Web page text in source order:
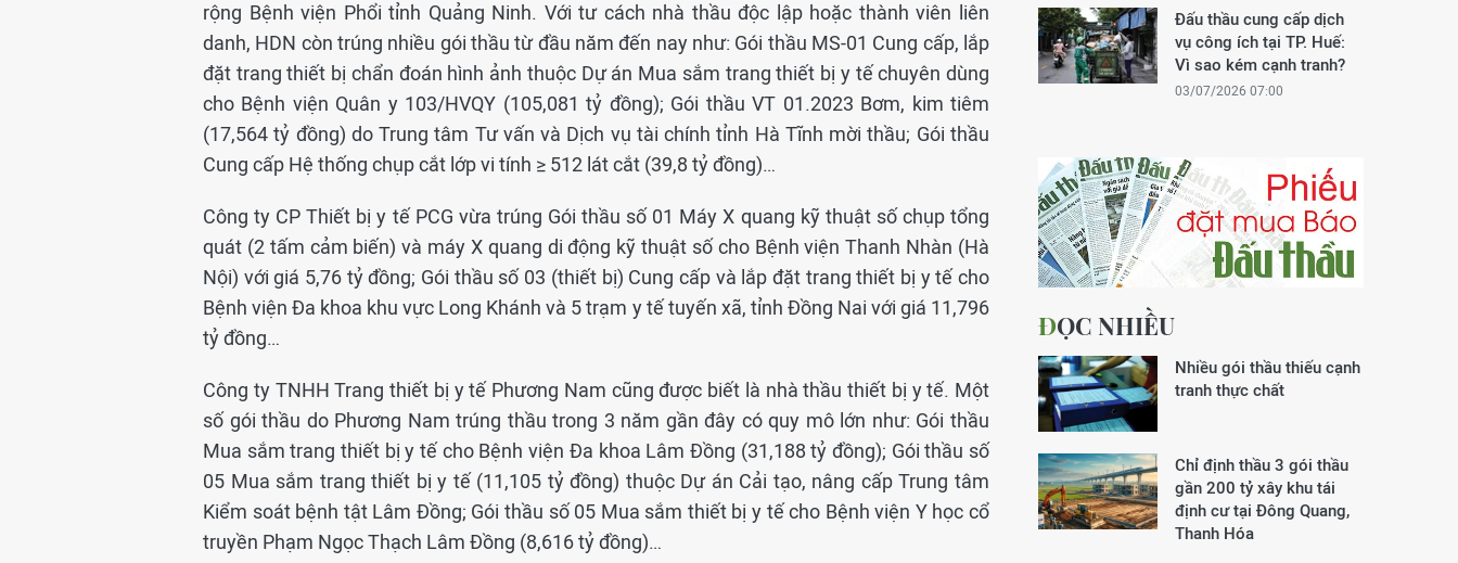
rộng Bệnh viện Phổi tỉnh Quảng Ninh. Với tư cách nhà thầu độc lập hoặc thành viên liên
danh, HDN còn trúng nhiều gói thầu từ đầu năm đến nay như: Gói thầu MS-01 Cung cấp, lắp
đặt trang thiết bị chẩn đoán hình ảnh thuộc Dự án Mua sắm trang thiết bị y tế chuyên dùng
cho Bệnh viện Quân y 103/HVQY (105,081 tỷ đồng); Gói thầu VT 01.2023 Bơm, kim tiêm
(17,564 tỷ đồng) do Trung tâm Tư vấn và Dịch vụ tài chính tỉnh Hà Tĩnh mời thầu; Gói thầu
Cung cấp Hệ thống chụp cắt lớp vi tính ≥ 512 lát cắt (39,8 tỷ đồng)…
Công ty CP Thiết bị y tế PCG vừa trúng Gói thầu số 01 Máy X quang kỹ thuật số chụp tổng
quát (2 tấm cảm biến) và máy X quang di động kỹ thuật số cho Bệnh viện Thanh Nhàn (Hà
Nội) với giá 5,76 tỷ đồng; Gói thầu số 03 (thiết bị) Cung cấp và lắp đặt trang thiết bị y tế cho
Bệnh viện Đa khoa khu vực Long Khánh và 5 trạm y tế tuyến xã, tỉnh Đồng Nai với giá 11,796
tỷ đồng…
Công ty TNHH Trang thiết bị y tế Phương Nam cũng được biết là nhà thầu thiết bị y tế. Một
số gói thầu do Phương Nam trúng thầu trong 3 năm gần đây có quy mô lớn như: Gói thầu
Mua sắm trang thiết bị y tế cho Bệnh viện Đa khoa Lâm Đồng (31,188 tỷ đồng); Gói thầu số
05 Mua sắm trang thiết bị y tế (11,105 tỷ đồng) thuộc Dự án Cải tạo, nâng cấp Trung tâm
Kiểm soát bệnh tật Lâm Đồng; Gói thầu số 05 Mua sắm thiết bị y tế cho Bệnh viện Y học cổ
truyền Phạm Ngọc Thạch Lâm Đồng (8,616 tỷ đồng)…
Đấu thầu cung cấp dịch
vụ công ích tại TP. Huế:
Vì sao kém cạnh tranh?
03/07/2026 07:00
ĐỌC NHIỀU
Nhiều gói thầu thiếu cạnh
tranh thực chất
Chỉ định thầu 3 gói thầu
gần 200 tỷ xây khu tái
định cư tại Đông Quang,
Thanh Hóa